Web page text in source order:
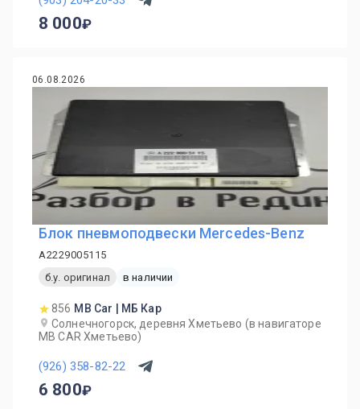
8 000
06.08.2026
Блок пневмоподвески Mercedes-Benz
A2229005115
б.у. оригинал
в наличии
856 MB Car | МБ Кар
Солнечногорск, деревня Хметьево (в навигаторе
MB CAR Хметьево)
(926) 358-82-22
6 800